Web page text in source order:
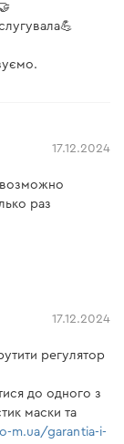
17.12.2024
раз
17.12.2024
регулятор
до одного з
маски та
m.ua/garantia-i-